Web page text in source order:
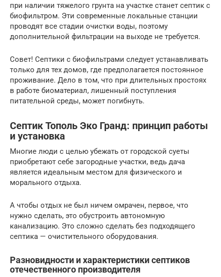
при наличии тяжелого грунта на участке станет септик с
биофильтром. Эти современные локальные станции
проводят все стадии очистки воды, поэтому
дополнительной фильтрации на выходе не требуется.
Совет! Септики с биофильтрами следует устанавливать
только для тех домов, где предполагается постоянное
проживание. Дело в том, что при длительных простоях
в работе биоматериал, лишенный поступления
питательной среды, может погибнуть.
Септик Тополь Эко Гранд: принцип работы
и установка
Многие люди с целью убежать от городской суеты
приобретают себе загородные участки, ведь дача
является идеальным местом для физического и
морального отдыха.
А чтобы отдых не был ничем омрачен, первое, что
нужно сделать, это обустроить автономную
канализацию. Это сложно сделать без подходящего
септика — очистительного оборудования.
Разновидности и характеристики септиков
отечественного производителя